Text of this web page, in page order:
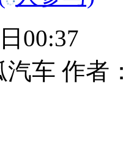
00:37
汽车 作者